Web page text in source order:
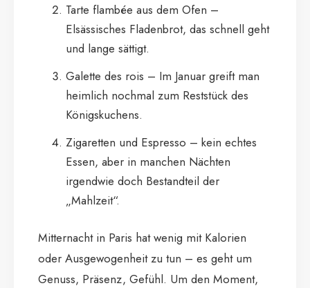
Tarte flambée aus dem Ofen –
Elsässisches Fladenbrot, das schnell geht
und lange sättigt.
Galette des rois – Im Januar greift man
heimlich nochmal zum Reststück des
Königskuchens.
Zigaretten und Espresso – kein echtes
Essen, aber in manchen Nächten
irgendwie doch Bestandteil der
„Mahlzeit“.
Mitternacht in Paris hat wenig mit Kalorien
oder Ausgewogenheit zu tun – es geht um
Genuss, Präsenz, Gefühl. Um den Moment,